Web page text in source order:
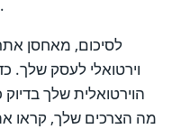
והשפעות שליליות על דירוג החיפוש.
לסיכום, מאחסן
וירטואלי לעסק שלך.
הוירטואלית שלך
מה הצרכים שלך, קראו